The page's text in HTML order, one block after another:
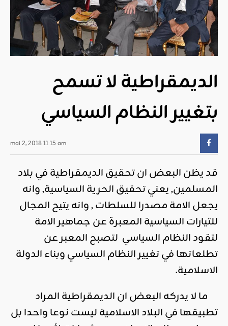
الديمقراطية لا تسمح
بتغيير النظام السياسي
mai 2, 2018 11:15 am
قد يظن البعض ان تحقيق الديمقراطية في بلاد
المسلمين, يعني تحقيق الحرية السياسية, وانه
يجعل الامة مصدرا للسلطات , وانه يتيح المجال
للتيارات السياسية المعبرة عن جماهير الامة
لتقود النظام السياسي لتصبح المعبر عن
تطلعاتها في تغيير النظام السياسي وبناء الدولة
الاسلامية.
ما لا يدركه البعض ان الديمقراطية المراد
تطبيقها في البلاد الاسلامية ليست نوعا واحدا بل